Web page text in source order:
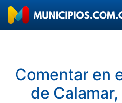
Comentar en
de